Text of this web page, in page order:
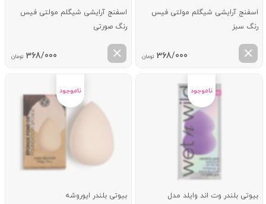
اسفنج آرایشی شیگلم مولتی فیس
رنگ سبز
368/000 تومان
اسفنج آرایشی شیگلم مولتی فیس
رنگ صورتی
368/000 تومان
بیوتی بلندر وت اند وایلد مدل
بیوتی بلندر ایوروشه